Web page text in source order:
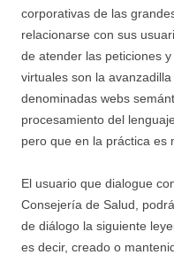
corporativas de las
relacionarse con sus
de atender las peticiones
virtuales son la
denominadas webs
procesamiento del
pero que en la práctica es
El usuario que dialogue
Consejería de Salud,
de diálogo la siguiente
es decir, creado o